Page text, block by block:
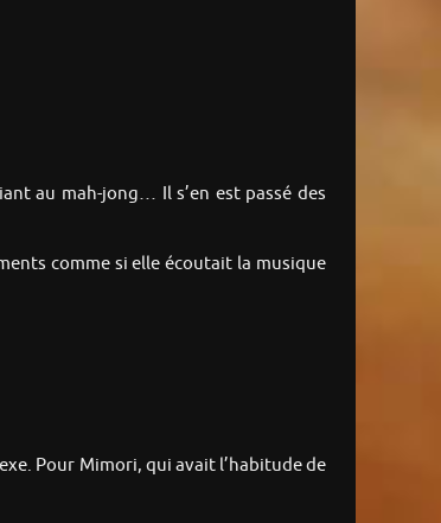
au mah-jong… Il s’en est passé des
comme si elle écoutait la musique
Pour Mimori, qui avait l’habitude de